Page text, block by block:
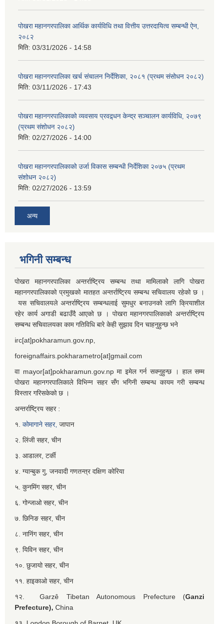
पोखरा महानगरपालिका आर्थिक कार्यविधि तथा वित्तीय उत्तरदायित्व सम्बन्धी ऐन,
२०८२
मिति: 03/31/2026 - 14:58
पोखरा महानगरपालिका खर्च संचालन निर्देशिका, २०८१ (प्रथम संसोधन २०८२)
मिति: 03/11/2026 - 17:43
पोखरा महानगरपालिकाको व्यवसाय प्रवद्र्धन केन्द्र सञ्चालन कार्यविधि, २०७९
(प्रथम संशोधन २०८२)
मिति: 02/27/2026 - 14:00
पोखरा महानगरपालिकाको उर्जा विकास सम्बन्धी निर्देशिका २०७५ (प्रथम
संशोधन २०८२)
मिति: 02/27/2026 - 13:59
अन्य
भगिनी सम्बन्ध
पोखरा महानगरपालिका अन्तर्राष्ट्रिय सम्बन्ध तथा मामिलाको लागि पोखरा
महानगरपालिकाको प्रमुखको मातहत अन्तर्राष्ट्रिय सम्बन्ध सचिवालय रहेको छ ।
यस सचिवालयले अन्तर्राष्ट्रिय सम्बन्धलाई सुमधुर बनाउनको लागि क्रियाशील
रहेर कार्य अगाडी बढाउँदै आएको छ । पोखरा महानगरपालिकाको अन्तर्राष्ट्रिय
सम्बन्ध सचिवालयका काम गतिविधि बारे केही सुझाव दिन चाहनुहुन्छ भने
irc[at]pokharamun.gov.np,
foreignaffairs.pokharametro[at]gmail.com
वा mayor[at]pokharamun.gov.np मा इमेल गर्न सक्नुहुन्छ । हाल सम्म
पोखरा महानगरपालिकाले विभिन्न सहर सँग भगिनी सम्बन्ध कायम गरी सम्बन्ध
विस्तार गरिसकेको छ ।
अन्तर्राष्ट्रिय सहर :
१. कोमागाने सहर, जापान
२. लिंजी सहर, चीन
३. आडालर, टर्की
४. ग्यान्बुक गु, जनवादी गणतन्त्र दक्षिण कोरिया
५. कुनमिंग सहर, चीन
६. गोन्जाओ सहर, चीन
७. छिनिङ सहर, चीन
८. नानिंग सहर, चीन
९. यिविन सहर, चीन
१०. छुजायो सहर, चीन
११. हाइकाओ सहर, चीन
१२. Garzê Tibetan Autonomous Prefecture (Ganzi
Prefecture), China